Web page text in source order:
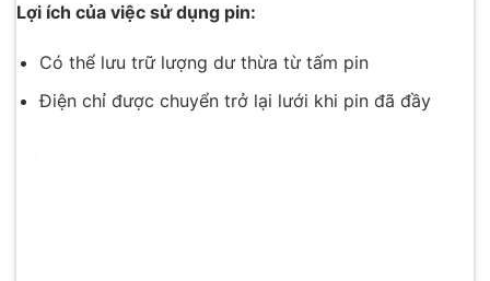
Lợi ích của việc sử dụng pin:
Có thể lưu trữ lượng dư thừa từ tấm pin
Điện chỉ được chuyển trở lại lưới khi pin đã đầy